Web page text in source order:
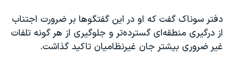
دفتر سوناک گفت که او در این گفتگوها بر ضرورت اجتناب
از درگیری منطقه‌ای گسترده‌تر و جلوگیری از هر گونه تلفات
غیر ضروری بیشتر جان غیرنظامیان تاکید گذاشت.